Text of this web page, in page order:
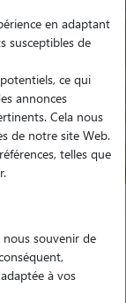
?
en adaptant
susceptibles de
ce qui
annonces
Cela nous
de notre site Web.
telles que
nous souvenir de
à vos